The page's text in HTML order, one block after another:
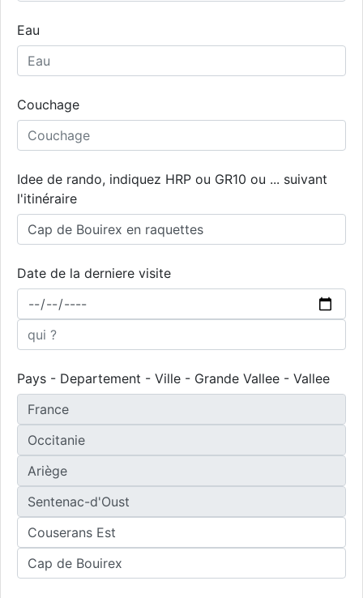
Eau
Couchage
Idee de rando, indiquez HRP ou GR10 ou ... suivant
l'itinéraire
Date de la derniere visite
Pays - Departement - Ville - Grande Vallee - Vallee